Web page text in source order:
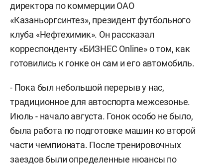
директора по коммерции ОАО
«Казаньоргсинтез», президент футбольного
клуба «Нефтехимик». Он рассказал
корреспонденту «БИЗНЕС Online» о том, как
готовились к гонке он сам и его автомобиль.
- Пока был небольшой перерыв у нас,
традиционное для автоспорта межсезонье.
Июль - начало августа. Гонок особо не было,
была работа по подготовке машин ко второй
части чемпионата. После тренировочных
заездов были определенные нюансы по